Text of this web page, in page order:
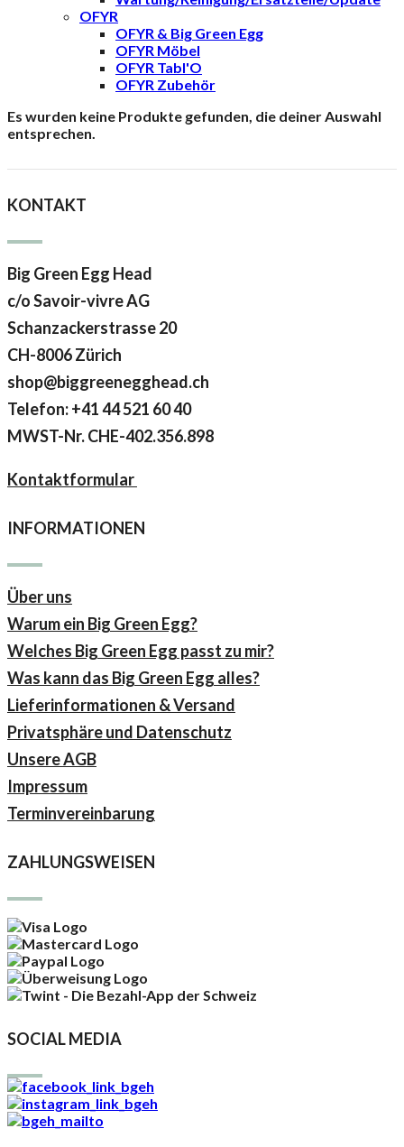
OFYR
OFYR & Big Green Egg
OFYR Möbel
OFYR Tabl'O
OFYR Zubehör
Es wurden keine Produkte gefunden, die deiner Auswahl
entsprechen.
KONTAKT
Big Green Egg Head
c/o Savoir-vivre AG
Schanzackerstrasse 20
CH-8006 Zürich
shop@biggreenegghead.ch
Telefon: +41 44 521 60 40
MWST-Nr.CHE-402.356.898
Kontaktformular
INFORMATIONEN
Über uns
Warum ein Big Green Egg?
Welches Big Green Egg passt zu mir?
Was kann das Big Green Egg alles?
Lieferinformationen & Versand
Privatsphäre und Datenschutz
Unsere AGB
Impressum
Terminvereinbarung
ZAHLUNGSWEISEN
SOCIAL MEDIA